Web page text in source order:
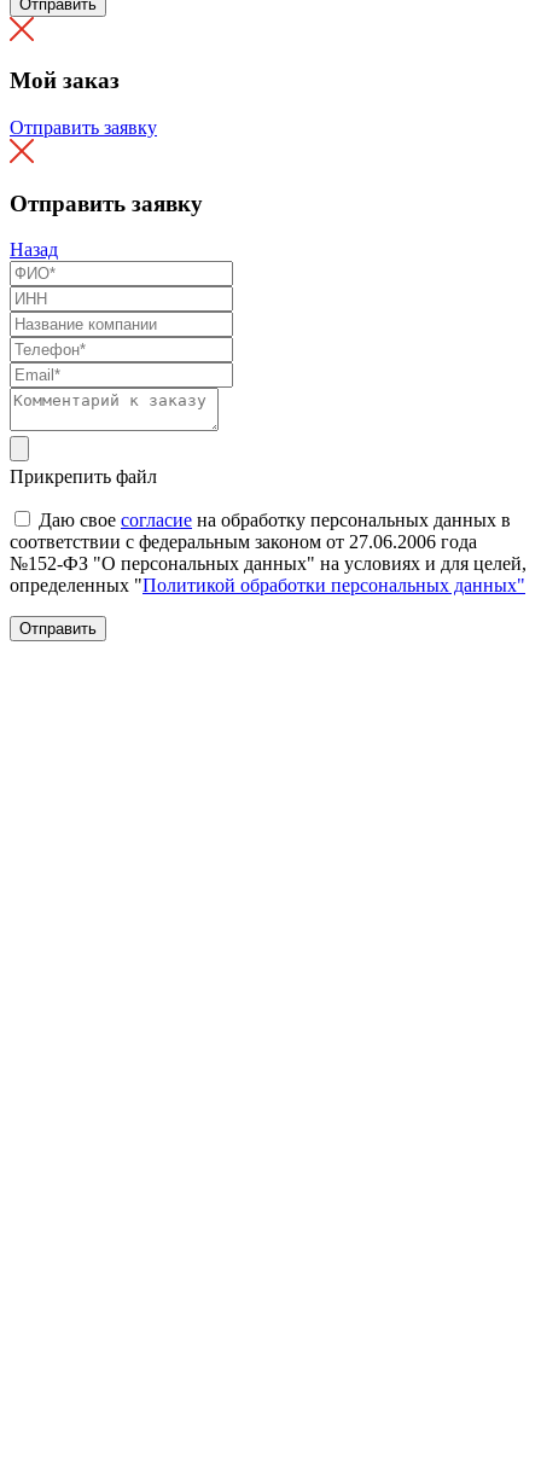
Отправить
Мой заказ
Отправить заявку
Отправить заявку
Назад
Прикрепить файл
Даю свое согласие на обработку персональных данных в
соответствии с федеральным законом от 27.06.2006 года
№152-ФЗ "О персональных данных" на условиях и для целей,
определенных "Политикой обработки персональных данных"
Отправить